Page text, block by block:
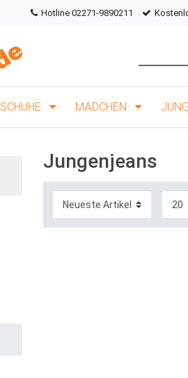
Hotline 02271-9890211
SCHUHE MÄDCHEN
Jungenjeans